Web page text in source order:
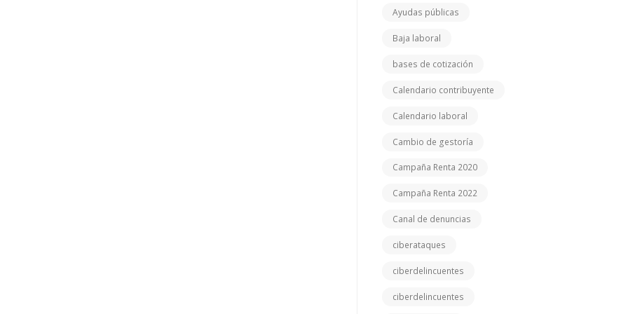
Ayudas públicas
Baja laboral
bases de cotización
Calendario contribuyente
Calendario laboral
Cambio de gestoría
Campaña Renta 2020
Campaña Renta 2022
Canal de denuncias
ciberataques
ciberdelincuentes
ciberdelincuentes